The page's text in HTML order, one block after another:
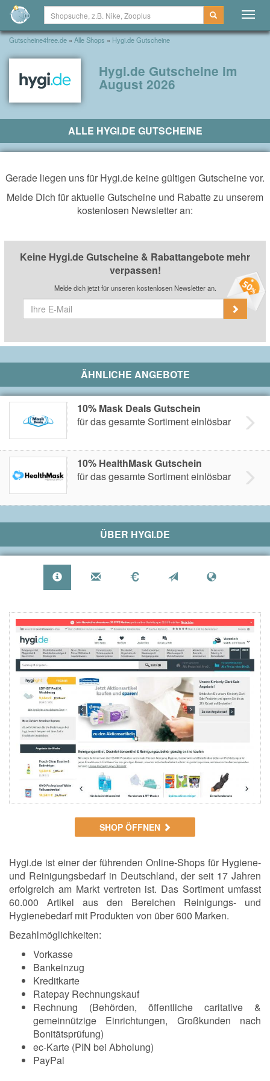
Gutscheine4free.de » Alle Shops » Hygi.de Gutscheine
Hygi.de Gutscheine im
August 2026
ALLE HYGI.DE GUTSCHEINE
Gerade liegen uns für Hygi.de keine gültigen Gutscheine vor.
Melde Dich für aktuelle Gutscheine und Rabatte zu unserem
kostenlosen Newsletter an:
Keine Hygi.de Gutscheine & Rabattangebote mehr
verpassen!
Melde dich jetzt für unseren kostenlosen Newsletter an.
ÄHNLICHE ANGEBOTE
10% Mask Deals Gutschein
für das gesamte Sortiment einlösbar
10% HealthMask Gutschein
für das gesamte Sortiment einlösbar
ÜBER HYGI.DE
SHOP ÖFFNEN
Hygi.de ist einer der führenden Online-Shops für Hygiene-
und Reinigungsbedarf in Deutschland, der seit 17 Jahren
erfolgreich am Markt vertreten ist. Das Sortiment umfasst
60.000 Artikel aus den Bereichen Reinigungs- und
Hygienebedarf mit Produkten von über 600 Marken.
Bezahlmöglichkeiten:
Vorkasse
Bankeinzug
Kreditkarte
Ratepay Rechnungskauf
Rechnung (Behörden, öffentliche caritative &
gemeinnützige Einrichtungen, Großkunden nach
Bonitätsprüfung)
ec-Karte (PIN bei Abholung)
PayPal